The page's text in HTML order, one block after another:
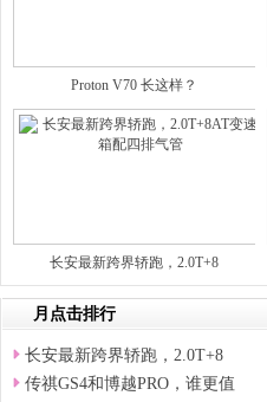
Proton V70 长这样？
长安最新跨界轿跑，2.0T+8
月点击排行
长安最新跨界轿跑，2.0T+8
传祺GS4和博越PRO，谁更值